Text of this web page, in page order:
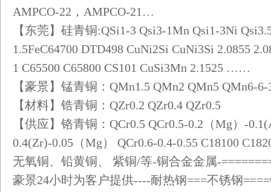
AMPCO-22，AMPCO-21…
【东莞】硅青铜:QSi1-3 Qsi3-1Mn Qsi1-3Ni
1.5FeC64700 DTD498 CuNi2Si CuNi3Si 2.0855
1 C65500 C65800 CS101 CuSi3Mn 2.1525 ……
【豪景】锰青铜：QMn1.5 QMn2 QMn5 QMn6-
【材料】锆青铜：QZr0.2 QZr0.4 QZr0.5
【供应】铬青铜：QCr0.5 QCr0.5-0.2（Mg）-
0.4(Zr)-0.05（Mg） QCr0.6-0.4-0.55 C18100
无氧铜、铅黄铜、 紫铜/等-铜合金金属-
豪景24小时为客户提供----耐热钢===不锈钢